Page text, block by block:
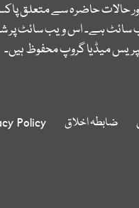
حالات حاضرہ سے متعلق
سائٹ ہے۔ اس ویب سائٹ پر
میڈیا گروپ محفوظ ہیں۔
ضابطہ اخلاق Policy